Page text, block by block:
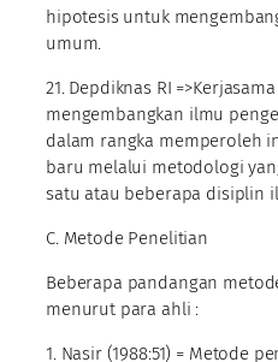
hipotesis untuk
umum.
21. Depdiknas RI
mengembangkan ilmu
dalam rangka
baru melalui metodologi
satu atau beberapa disiplin
C. Metode Penelitian
Beberapa pandangan
menurut para ahli :
1. Nasir (1988:51) = Metode